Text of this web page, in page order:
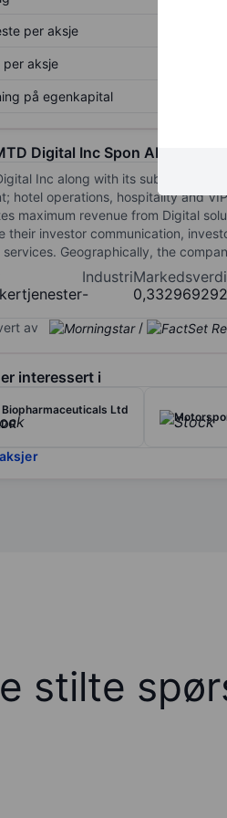
per aksje
aksje
på egenkapital
Digital Inc Spon ADS Each
Inc along with its subsidiaries,
hotel operations, hospitality and
maximum revenue from Digital
their investor communication,
services. Geographically, the
Industri
-
Markedsverdi
av /
interessert i
Ltd
stilte